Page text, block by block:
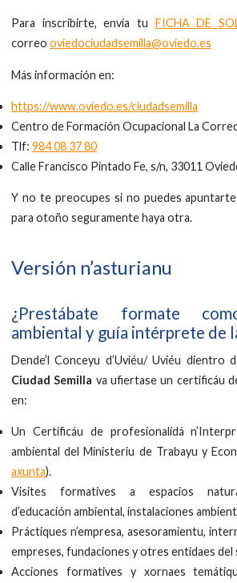
Para inscribirte, envía tu FICHA DE
correooviedociudadsemilla@oviedo.es
Más información en:
https://www.oviedo.es/ciudadsemilla
Centro de Formación Ocupacional La
Tlf:984 08 37 80
Calle Francisco Pintado Fe, s/n, 33011
Y no te preocupes si no puedes
para otoño seguramente haya otra.
Versión n’asturianu
¿Prestábate formate
ambiental y guía intérprete de
Dende’l Conceyu d’Uviéu/ Uviéu dientro
Ciudad Semilla va ufiertase un certificáu
en:
Un Certificáu de profesionalidá
ambiental del Ministeriu de Trabayu y
axunta).
Visites formatives a espacios
d’educación ambiental, instalaciones
Práctiques n’empresa, asesoramientu,
empreses, fundaciones y otres entidaes del
Acciones formatives y xornaes